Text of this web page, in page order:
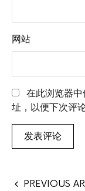
网站
在此浏览器
址，以便下次评
PREVIOUS